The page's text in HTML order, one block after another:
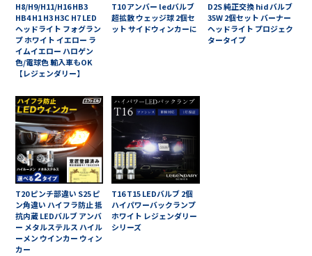
H8/H9/H11/H16 HB3
HB4 H1 H3 H3C H7 LED
ヘッドライト フォグラン
プ ホワイト イエロー ラ
イムイエロー ハロゲン
色/電球色 輸入車もOK
【レジェンダリー】
T10 アンバー ledバルブ
超拡散 ウェッジ球 2個セ
ット サイドウィンカーに
D2S 純正交換 hid バルブ
35W 2個セット バーナー
ヘッドライト プロジェク
タータイプ
T20 ピンチ部違い S25 ピ
ン角違い ハイフラ防止 抵
抗内蔵 LEDバルブ アンバ
ー メタルステルス ハイル
ーメン ウインカー ウィン
カー
T16 T15 LEDバルブ 2個
ハイパワーバックランプ
ホワイト レジェンダリー
シリーズ